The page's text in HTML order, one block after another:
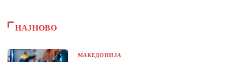
НАЈНОВО
МАКЕДОНИЈА